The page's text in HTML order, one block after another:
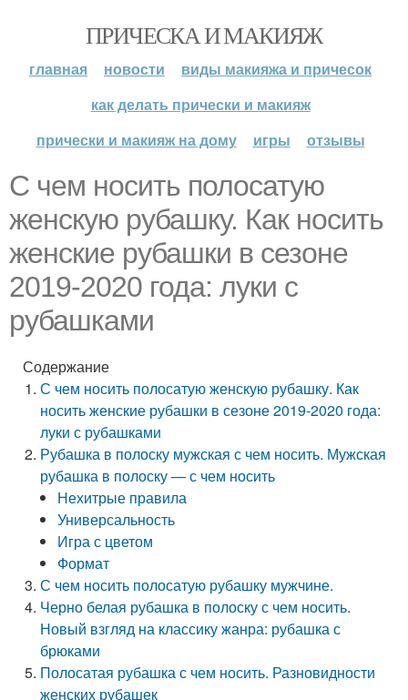
ПРИЧЕСКА И МАКИЯЖ
главная новости
виды макияжа и причесок
как делать прически и макияж
прически и макияж на дому
игры отзывы
С чем носить полосатую
женскую рубашку. Как носить
женские рубашки в сезоне
2019-2020 года: луки с
рубашками
Содержание
С чем носить полосатую женскую рубашку. Как
носить женские рубашки в сезоне 2019-2020 года:
луки с рубашками
Рубашка в полоску мужская с чем носить. Мужская
рубашка в полоску — с чем носить
Нехитрые правила
Универсальность
Игра с цветом
Формат
С чем носить полосатую рубашку мужчине.
Черно белая рубашка в полоску с чем носить.
Новый взгляд на классику жанра: рубашка с
брюками
Полосатая рубашка с чем носить. Разновидности
женских рубашек